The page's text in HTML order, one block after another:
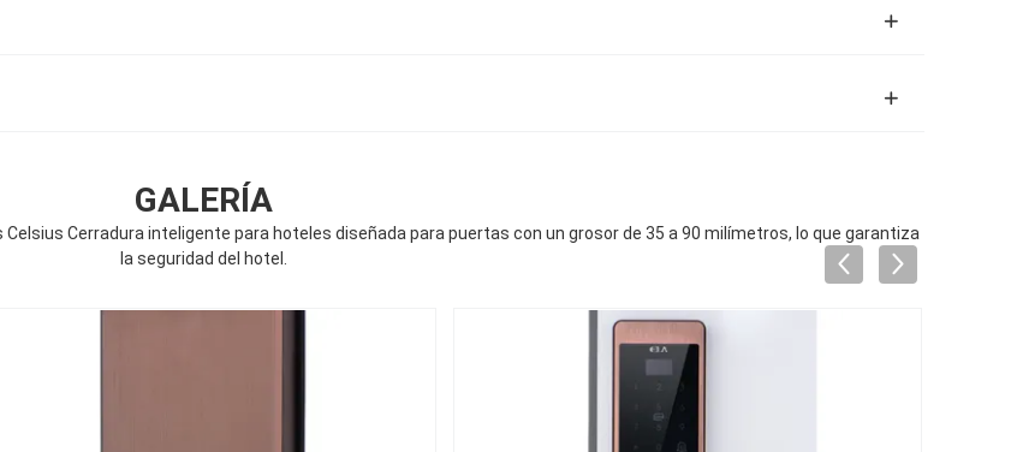
GALERÍA
Cerradura inteligente para hoteles diseñada para puertas con un grosor de 35 a 90 milímetros, lo que garantiza
la seguridad del hotel.